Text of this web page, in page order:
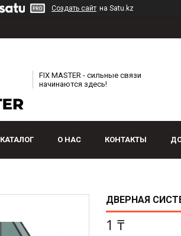
Создать сайт на Satu.kz
FIX MASTER - сильные связи
начинаются здесь!
КАТАЛОГ О НАС КОНТАКТЫ
ДВЕРНАЯ
1 ₸